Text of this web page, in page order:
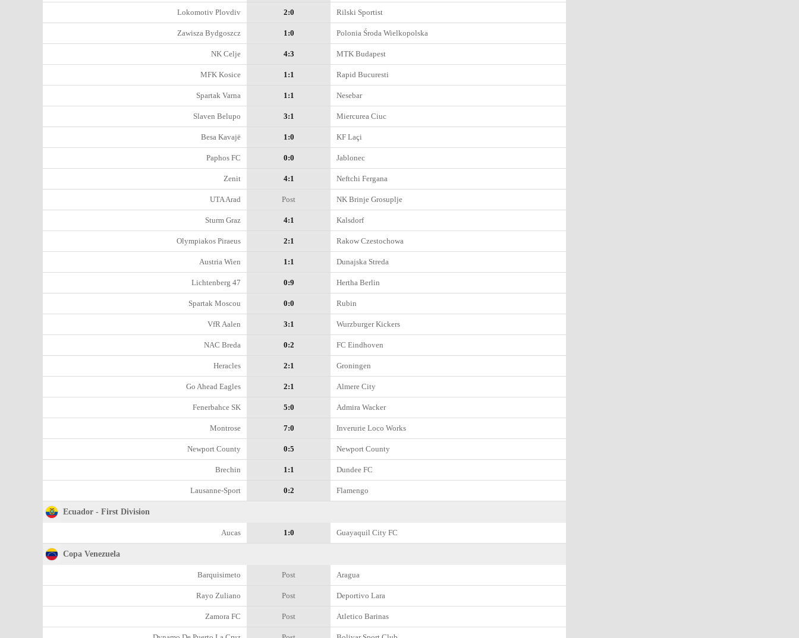
Lokomotiv Plovdiv 2:0 Rilski Sportist
Zawisza Bydgoszcz 1:0 Polonia Środa Wielkopolska
NK Celje 4:3 MTK Budapest
MFK Kosice 1:1 Rapid Bucuresti
Spartak Varna 1:1 Nesebar
Slaven Belupo 3:1 Miercurea Ciuc
Besa Kavajë 1:0 KF Laçi
Paphos FC 0:0 Jablonec
Zenit 4:1 Neftchi Fergana
UTA Arad Post NK Brinje Grosuplje
Sturm Graz 4:1 Kalsdorf
Olympiakos Piraeus 2:1 Rakow Czestochowa
Austria Wien 1:1 Dunajska Streda
Lichtenberg 47 0:9 Hertha Berlin
Spartak Moscou 0:0 Rubin
VfR Aalen 3:1 Wurzburger Kickers
NAC Breda 0:2 FC Eindhoven
Heracles 2:1 Groningen
Go Ahead Eagles 2:1 Almere City
Fenerbahce SK 5:0 Admira Wacker
Montrose 7:0 Inverurie Loco Works
Newport County 0:5 Newport County
Brechin 1:1 Dundee FC
Lausanne-Sport 0:2 Flamengo
Ecuador - First Division
Aucas 1:0 Guayaquil City FC
Copa Venezuela
Barquisimeto Post Aragua
Rayo Zuliano Post Deportivo Lara
Zamora FC Post Atletico Barinas